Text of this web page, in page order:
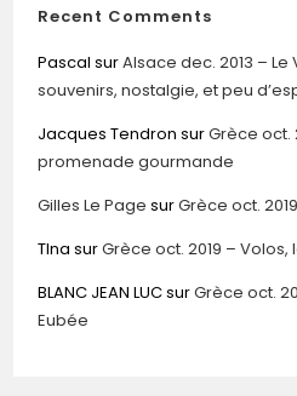
Recent Comments
Pascal surAlsace dec. 2013 –
souvenirs, nostalgie, et peu
Jacques Tendron surGrèce oct.
promenade gourmande
Gilles Le Page surGrèce oct.
TIna surGrèce oct. 2019 – Volos,
BLANC JEAN LUCsurGrèce oct.
Eubée